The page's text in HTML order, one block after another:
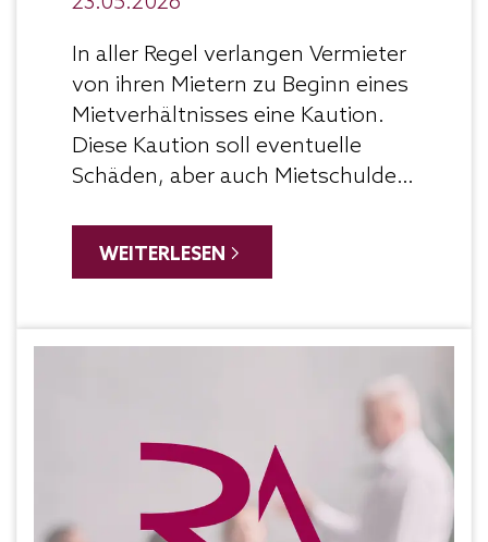
In aller Regel verlangen Vermieter
von ihren Mietern zu Beginn eines
Mietverhältnisses eine Kaution.
Diese Kaution soll eventuelle
Schäden, aber auch Mietschulden
zahlen, unterschreibt, kann es
nicht beachtet haben, die in
Bezug auf eine wirksame
Kautionsabrede gelten. Verlangt
WEITERLESEN